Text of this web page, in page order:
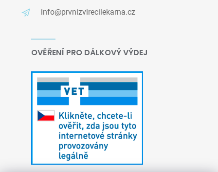
info@prvnizvirecilekarna.cz
OVĚŘENÍ PRO DÁLKOVÝ VÝDEJ